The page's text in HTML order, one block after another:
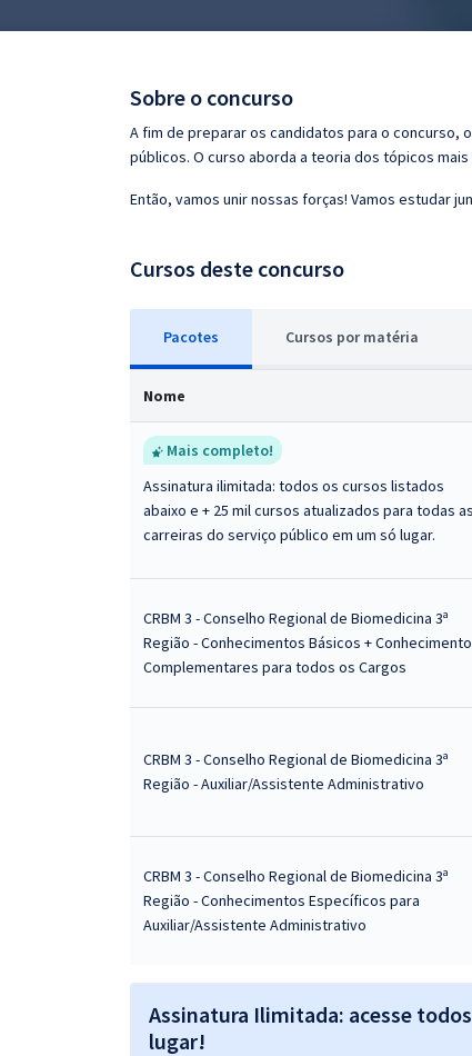
Conteúdo gratuito
Sobre o concurso
A fim de preparar os candidatos para o concurso,
públicos. O curso aborda a teoria dos tópicos
Então, vamos unir nossas forças! Vamos estudar
Cursos deste concurso
Pacotes Cursos por matéria
Nome
Mais completo!
Assinatura ilimitada: todos os cursos listados
abaixo e + 25 mil cursos atualizados para todas as
carreiras do serviço público em um só lugar.
CRBM 3 - Conselho Regional de Biomedicina 3ª
Região - Conhecimentos Básicos +
Complementares para todos os Cargos
CRBM 3 - Conselho Regional de Biomedicina 3ª
Região - Auxiliar/Assistente Administrativo
CRBM 3 - Conselho Regional de Biomedicina 3ª
Região - Conhecimentos Específicos para
Auxiliar/Assistente Administrativo
Assinatura Ilimitada: acesse
lugar!